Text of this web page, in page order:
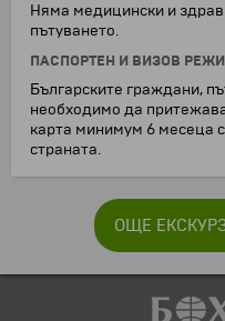
Няма медицински и
пътуването.
ПАСПОРТЕН И ВИЗОВ
Българските граждани,
необходимо да
карта минимум 6 месеца
страната.
ОЩЕ